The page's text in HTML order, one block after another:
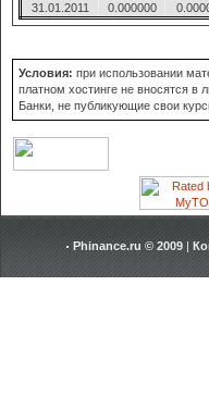
31.01.2011
0.000000
Условия: при использовании
платном хостинге не вносятся в
Банки, не публикующие свои
Phinance.ru © 2009 |